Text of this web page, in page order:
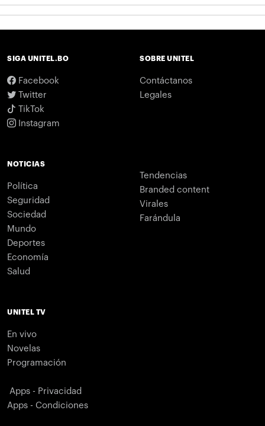
SIGA UNITEL.BO
Facebook
Twitter
TikTok
Instagram
SOBRE UNITEL
Contáctanos
Legales
NOTICIAS
Política
Seguridad
Sociedad
Mundo
Deportes
Economía
Salud
Tendencias
Branded content
Virales
Farándula
UNITEL TV
En vivo
Novelas
Programación
Apps - Privacidad
Apps - Condiciones